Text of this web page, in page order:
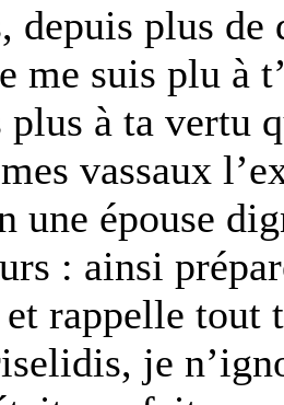
depuis plus de
me suis plu à
plus à ta vertu
vassaux
une épouse
: ainsi
rappelle tout
je